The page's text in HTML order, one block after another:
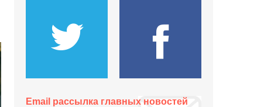
Email рассылка главных новостей